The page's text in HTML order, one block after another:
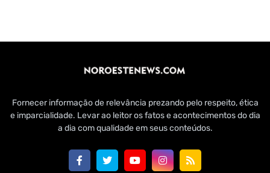
Fornecer informação de relevância prezando pelo respeito, ética
e imparcialidade. Levar ao leitor os fatos e acontecimentos do dia
a dia com qualidade em seus conteúdos.